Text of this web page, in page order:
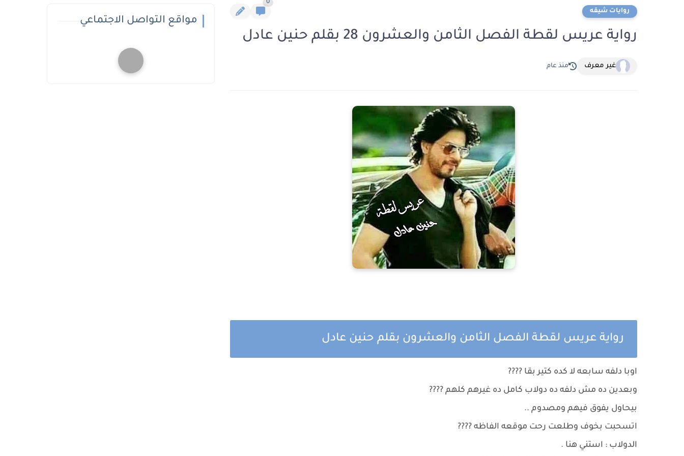
روايات شيقه
0
رواية عريس لقطة الفصل الثامن والعشرون 28 بقلم حنين عادل
غير معرف منذ عام
رواية عريس لقطة الفصل الثامن والعشرون بقلم حنين عادل
اوبا دلفه سابعه لا كده كتير بقا ????
وبعدين ده مش دلفه ده دولاب كامل ده غيرهم كلهم ????
بيحاول يفوق فيهم ومصدوم ..
اتسحبت بخوف وطلعت رحت موقعه الفاظه ????
الدولاب : استني هنا .
مواقع التواصل الاجتماعي